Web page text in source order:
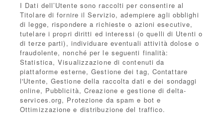
I Dati dell’Utente sono raccolti per consentire al
Titolare di fornire il Servizio, adempiere agli obblighi
di legge, rispondere a richieste o azioni esecutive,
tutelare i propri diritti ed interessi (o quelli di Utenti o
di terze parti), individuare eventuali attività dolose o
fraudolente, nonché per le seguenti finalità:
Statistica, Visualizzazione di contenuti da
piattaforme esterne, Gestione dei tag, Contattare
l'Utente, Gestione della raccolta dati e dei sondaggi
online, Pubblicità, Creazione e gestione di delta-
services.org, Protezione da spam e bot e
Ottimizzazione e distribuzione del traffico.